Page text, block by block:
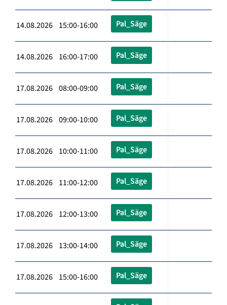
14.08.2026 15:00-16:00 Pal_Säge
14.08.2026 16:00-17:00 Pal_Säge
17.08.2026 08:00-09:00 Pal_Säge
17.08.2026 09:00-10:00 Pal_Säge
17.08.2026 10:00-11:00 Pal_Säge
17.08.2026 11:00-12:00 Pal_Säge
17.08.2026 12:00-13:00 Pal_Säge
17.08.2026 13:00-14:00 Pal_Säge
17.08.2026 15:00-16:00 Pal_Säge